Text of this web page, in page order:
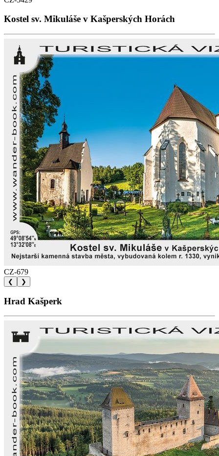
Kostel sv. Mikuláše v Kašperských Horách
CZ-679
❮ ❯
Hrad Kašperk